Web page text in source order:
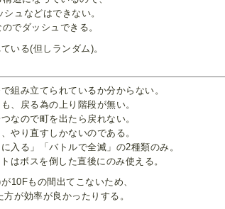
ュなどはできない。
でダッシュできる。
いる(但しランダム)。
組み立てられているか分からない。
、戻る為の上り階段が無い。
なので町を出たら戻れない。
やり直すしかないのである。
入る」「バトルで全滅」の2種類のみ。
はボスを倒した直後にのみ使える。
10Fもの間出てこないため、
が効率が良かったりする。